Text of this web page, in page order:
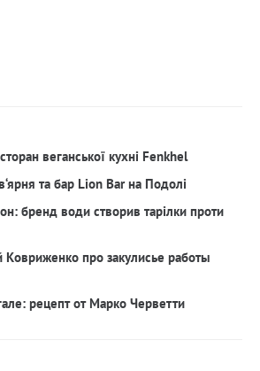
веганської кухні Fenkhel
та бар Lion Bar на Подолі
бренд води створив тарілки проти
про закулисье работы
рецепт от Марко Черветти